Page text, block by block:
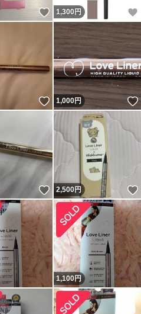
いいね！
1,300 円
いいね！
1,000円
いいね！
2,500円
1,100円